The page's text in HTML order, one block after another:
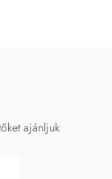
ajánljuk